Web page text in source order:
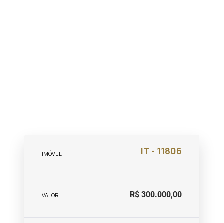
IMÓVEL IT - 11806
VALOR R$ 300.000,00